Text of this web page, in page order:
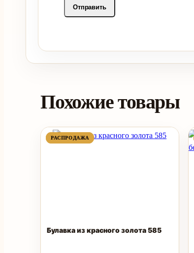
Похожие товары
РАСПРОДАЖА ПРОДАВАЕМЫЙ
ТОВАР
РАСПРОДАЖА ПРОДАВАЕМЫЙ
ТОВАР
Булавка из красного золота 585